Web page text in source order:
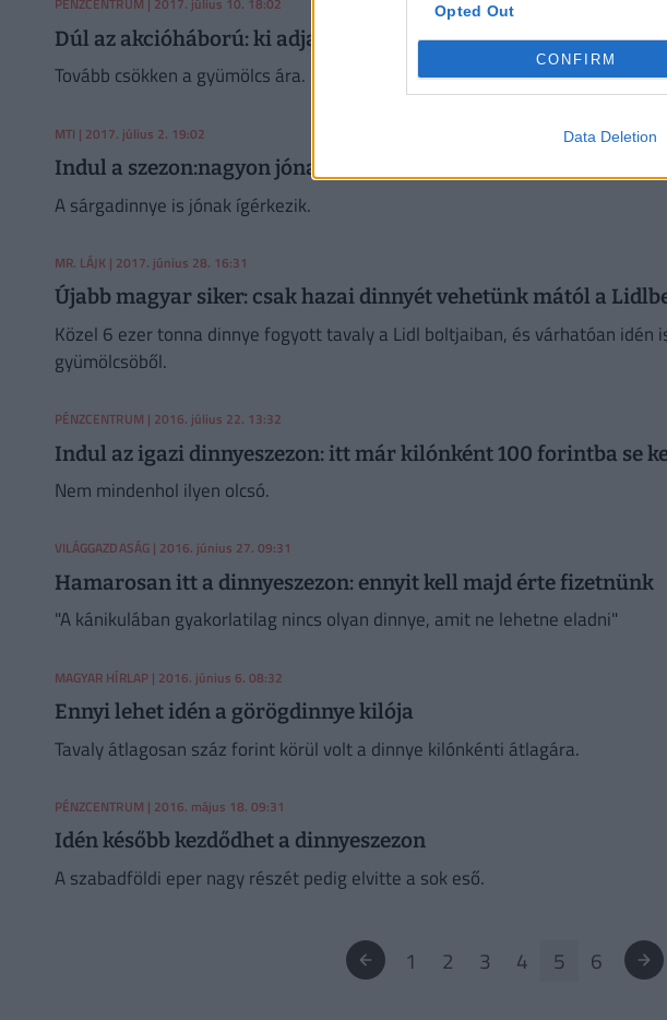
Opted Out
CONFIRM
Data Deletion
Dúl az akcióháború: ki adja olcsóbban a dinnyét?
Tovább csökken a gyümölcs ára.
MTI | 2017. július 2. 19:02
Indul a szezon:nagyon jónak tűnik a dinnyetermés
A sárgadinnye is jónak ígérkezik.
MR. LÁJK | 2017. június 28. 16:31
Újabb magyar siker: csak hazai dinnyét vehetünk mától a
Közel 6 ezer tonna dinnye fogyott tavaly a Lidl boltjaiban, és várhatóan idén
gyümölcsöből.
PÉNZCENTRUM | 2016. július 22. 13:32
Indul az igazi dinnyeszezon: itt már kilónként 100 forintba se
Nem mindenhol ilyen olcsó.
VILÁGGAZDASÁG | 2016. június 27. 09:31
Hamarosan itt a dinnyeszezon: ennyit kell majd érte fizetnünk
"A kánikulában gyakorlatilag nincs olyan dinnye, amit ne lehetne eladni"
MAGYAR HÍRLAP | 2016. június 6. 08:32
Ennyi lehet idén a görögdinnye kilója
Tavaly átlagosan száz forint körül volt a dinnye kilónkénti átlagára.
PÉNZCENTRUM | 2016. május 18. 09:31
Idén később kezdődhet a dinnyeszezon
A szabadföldi eper nagy részét pedig elvitte a sok eső.
1 2 3 4 5 6